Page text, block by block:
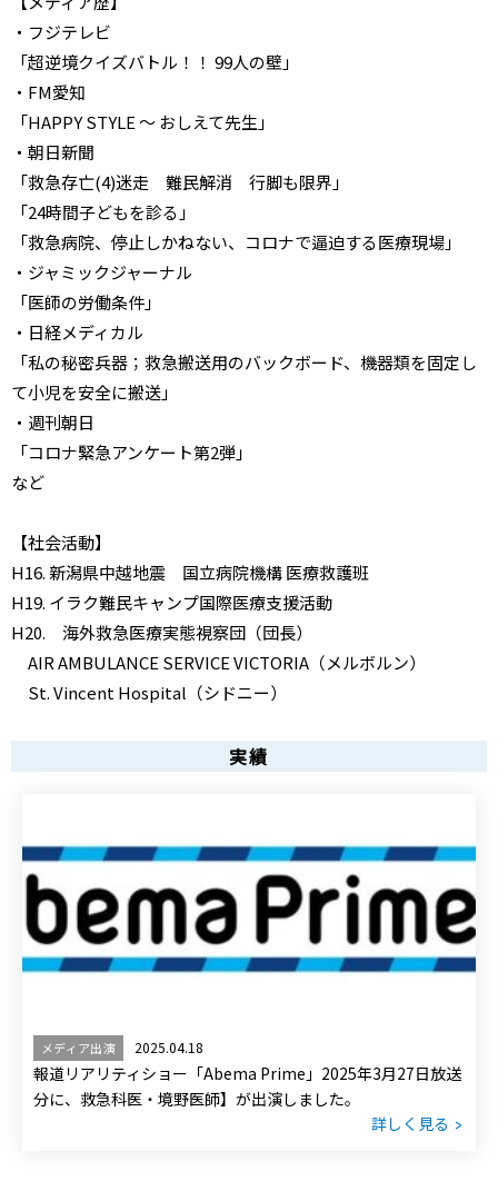
・フジテレビ
「超逆境クイズバトル！！ 99人の壁」
・FM愛知
「HAPPY STYLE ～ おしえて先生」
・朝日新聞
「救急存亡(4)迷走 難民解消 行脚も限界」
「24時間子どもを診る」
「救急病院、停止しかねない、コロナで逼迫する医療現場」
・ジャミックジャーナル
「医師の労働条件」
・日経メディカル
「私の秘密兵器；救急搬送用のバックボード、機器類を固定し
て小児を安全に搬送」
・週刊朝日
「コロナ緊急アンケート第2弾」
など
【社会活動】
H16. 新潟県中越地震 国立病院機構 医療救護班
H19. イラク難民キャンプ国際医療支援活動
H20. 海外救急医療実態視察団（団長）
AIR AMBULANCE SERVICE VICTORIA（メルボルン）
St. Vincent Hospital（シドニー）
実績
メディア出演 2025.04.18
報道リアリティショー「Abema Prime」2025年3月27日放送
分に、救急科医・境野医師】が出演しました。
詳しく見る